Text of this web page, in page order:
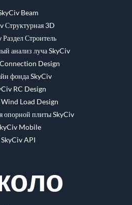
Beam
Структурная 3D
Строитель
анализ луча SkyCiv
Design
фонда SkyCiv
RC Design
Load Design
опорной плиты SkyCiv
Mobile
SkyCiv API